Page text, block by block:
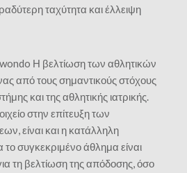
ταχύτητα και έλλειψη
Η βελτίωση των αθλητικών
από τους σημαντικούς στόχους
και της αθλητικής ιατρικής.
στην επίτευξη των
είναι και η κατάλληλη
το συγκεκριμένο άθλημα είναι
τη βελτίωση της απόδοσης, όσο